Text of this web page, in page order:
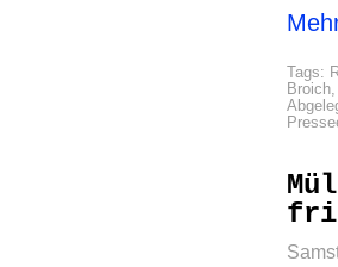
Tags:
Broich,